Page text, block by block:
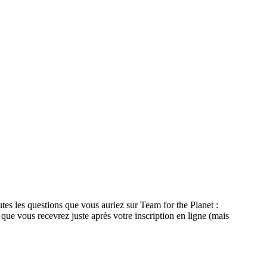
les questions que vous auriez sur Team for the Planet :
vous recevrez juste après votre inscription en ligne (mais